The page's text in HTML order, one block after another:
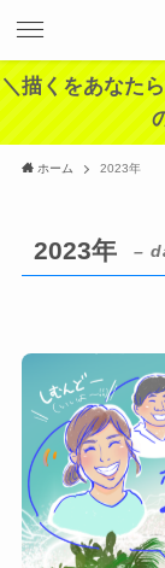
＼描くをあなた
ホーム 2023年
2023年 –